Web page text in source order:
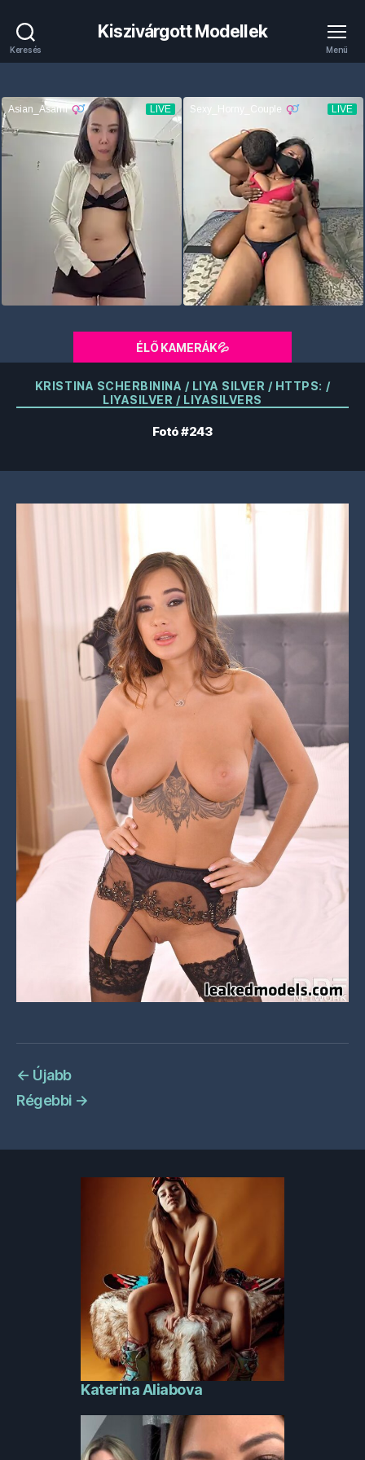
Keresés
Kiszivárgott Modellek
Menü
ÉLŐ KAMERÁK💦
Kategóriák
KRISTINA SCHERBININA / LIYA SILVER / HTTPS: /
LIYASILVER / LIYASILVERS
Fotó #243
← Újabb
Régebbi →
Katerina Aliabova